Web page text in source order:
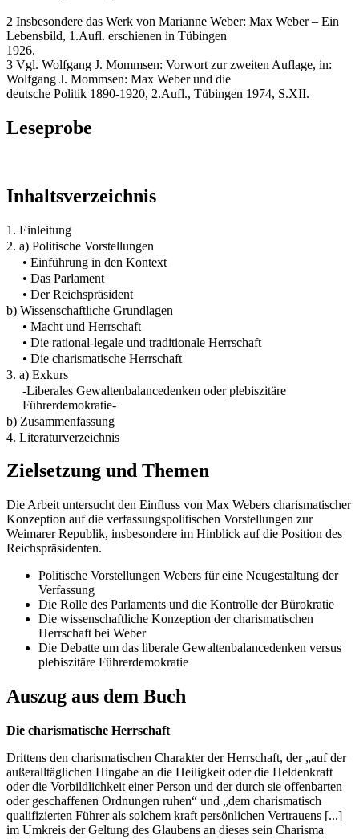
2 Insbesondere das Werk von Marianne Weber: Max Weber – Ein
Lebensbild, 1.Aufl. erschienen in Tübingen
1926.
3 Vgl. Wolfgang J. Mommsen: Vorwort zur zweiten Auflage, in:
Wolfgang J. Mommsen: Max Weber und die
deutsche Politik 1890-1920, 2.Aufl., Tübingen 1974, S.XII.
Leseprobe
Inhaltsverzeichnis
1. Einleitung
2. a) Politische Vorstellungen
• Einführung in den Kontext
• Das Parlament
• Der Reichspräsident
b) Wissenschaftliche Grundlagen
• Macht und Herrschaft
• Die rational-legale und traditionale Herrschaft
• Die charismatische Herrschaft
3. a) Exkurs
-Liberales Gewaltenbalancedenken oder plebiszitäre
Führerdemokratie-
b) Zusammenfassung
4. Literaturverzeichnis
Zielsetzung und Themen
Die Arbeit untersucht den Einfluss von Max Webers charismatischer
Konzeption auf die verfassungspolitischen Vorstellungen zur
Weimarer Republik, insbesondere im Hinblick auf die Position des
Reichspräsidenten.
Politische Vorstellungen Webers für eine Neugestaltung der
Verfassung
Die Rolle des Parlaments und die Kontrolle der Bürokratie
Die wissenschaftliche Konzeption der charismatischen
Herrschaft bei Weber
Die Debatte um das liberale Gewaltenbalancedenken versus
plebiszitäre Führerdemokratie
Auszug aus dem Buch
Die charismatische Herrschaft
Drittens den charismatischen Charakter der Herrschaft, der „auf der
außeralltäglichen Hingabe an die Heiligkeit oder die Heldenkraft
oder die Vorbildlichkeit einer Person und der durch sie offenbarten
oder geschaffenen Ordnungen ruhen“ und „dem charismatisch
qualifizierten Führer als solchem kraft persönlichen Vertrauens [...]
im Umkreis der Geltung des Glaubens an dieses sein Charisma